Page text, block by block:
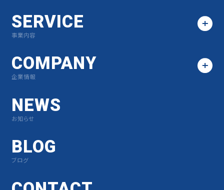
SERVICE
事業内容
COMPANY
企業情報
NEWS
お知らせ
BLOG
ブログ